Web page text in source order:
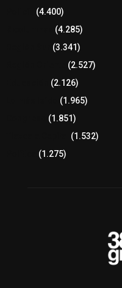
(4.400)
(4.285)
(3.341)
(2.527)
(2.126)
(1.965)
(1.851)
(1.532)
(1.275)